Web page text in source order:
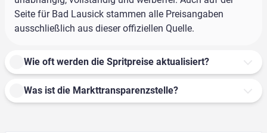
Seite für Bad Lausick stammen alle Preisangaben
ausschließlich aus dieser offiziellen Quelle.
Wie oft werden die Spritpreise aktualisiert?
Was ist die Markttransparenzstelle?